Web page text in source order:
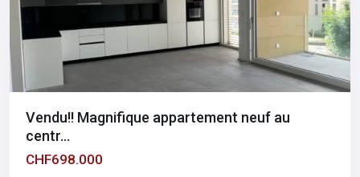
Vendu!! Magnifique appartement neuf au
centr...
CHF698.000